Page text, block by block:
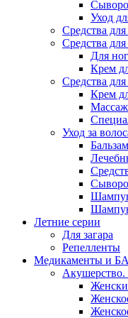
Уход
Средства
Средства
Для
Крем
Средства для
Крем
Уход за
Летние серии
Для загара
Репелленты
Медикаменты и
Акушерство.